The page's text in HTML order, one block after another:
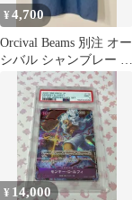
¥4,700
Orcival Beams 別注 オー
シバル シャンブレー 半
袖 ワンピース
¥ 14,000